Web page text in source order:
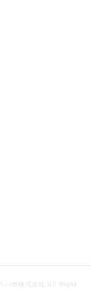
パボ株式会社
All Right